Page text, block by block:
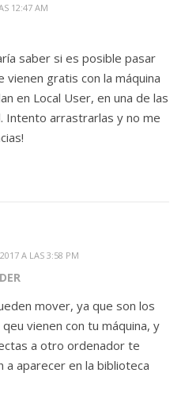
12:47 AM
saber si es posible pasar
vienen gratis con la máquina
en Local User, en una de las
Intento arrastrarlas y no me
A LAS 3:58 PM
mover, ya que son los
vienen con tu máquina, y
a otro ordenador te
a aparecer en la biblioteca